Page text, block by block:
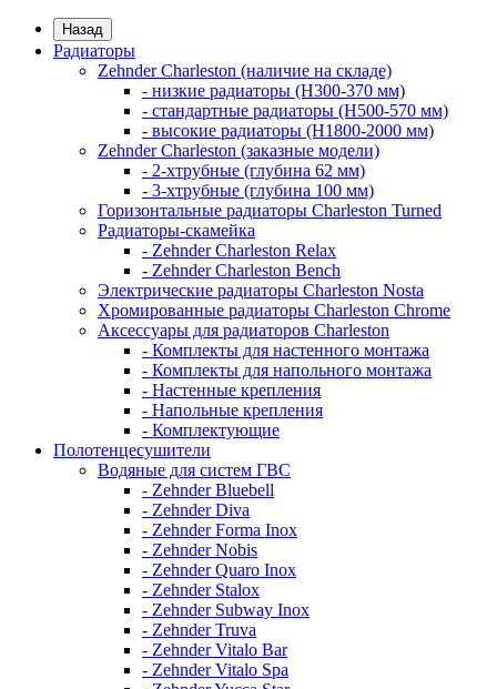
Назад
Радиаторы
Zehnder Charleston (наличие на складе)
- низкие радиаторы (H300-370 мм)
- стандартные радиаторы (H500-570 мм)
- высокие радиаторы (H1800-2000 мм)
Zehnder Charleston (заказные модели)
- 2-хтрубные (глубина 62 мм)
- 3-хтрубные (глубина 100 мм)
Горизонтальные радиаторы Charleston Turned
Радиаторы-скамейка
- Zehnder Charleston Relax
- Zehnder Charleston Bench
Электрические радиаторы Charleston Nosta
Хромированные радиаторы Charleston Chrome
Аксессуары для радиаторов Charleston
- Комплекты для настенного монтажа
- Комплекты для напольного монтажа
- Настенные крепления
- Напольные крепления
- Комплектующие
Полотенцесушители
Водяные для систем ГВС
- Zehnder Bluebell
- Zehnder Diva
- Zehnder Forma Inox
- Zehnder Nobis
- Zehnder Quaro Inox
- Zehnder Stalox
- Zehnder Subway Inox
- Zehnder Truva
- Zehnder Vitalo Bar
- Zehnder Vitalo Spa